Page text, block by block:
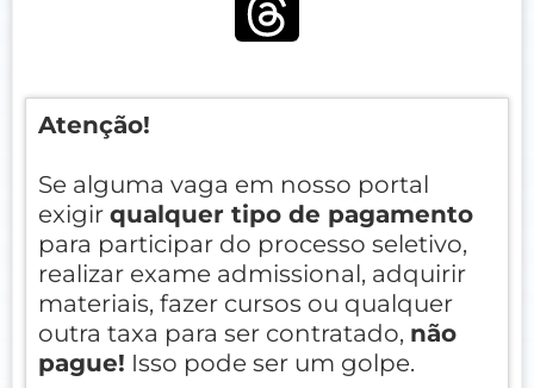
Atenção!
Se alguma vaga em nosso portal
exigir qualquer tipo de pagamento
para participar do processo seletivo,
realizar exame admissional, adquirir
materiais, fazer cursos ou qualquer
outra taxa para ser contratado, não
pague! Isso pode ser um golpe.